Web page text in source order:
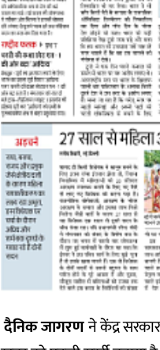
दैनिक जागरणने केंद्र